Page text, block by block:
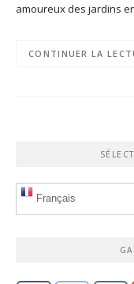
amoureux des jardins
CONTINUER LA
Français